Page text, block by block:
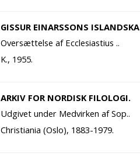
GISSUR EINARSSONS ISLANDSKA
Oversættelse af Ecclesiastius ..
K., 1955.
ARKIV FOR NORDISK FILOLOGI.
Udgivet under Medvirken af Sop..
Christiania (Oslo), 1883-1979.